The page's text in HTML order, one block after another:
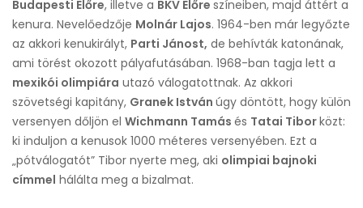
Budapesti Előre, illetve a BKV Előre színeiben, majd áttért a
kenura. Nevelőedzője Molnár Lajos. 1964-ben már legyőzte
az akkori kenukirályt, Parti Jánost, de behívták katonának,
ami törést okozott pályafutásában. 1968-ban tagja lett a
mexikói olimpiára utazó válogatottnak. Az akkori
szövetségi kapitány, Granek István úgy döntött, hogy külön
versenyen dőljön el Wichmann Tamás és Tatai Tiborközt:
ki induljon a kenusok 1000 méteres versenyében. Ezt a
„pótválogatót” Tibor nyerte meg, aki olimpiai bajnoki
címmel hálálta meg a bizalmat.